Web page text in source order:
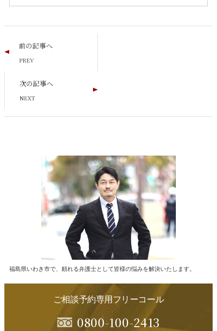
福島県いわき市で、頼れる弁護士として皆様の悩みを解決いたします。
ご相談予約専用フリーコール
0800-100-2413
前の記事へ
次の記事へ